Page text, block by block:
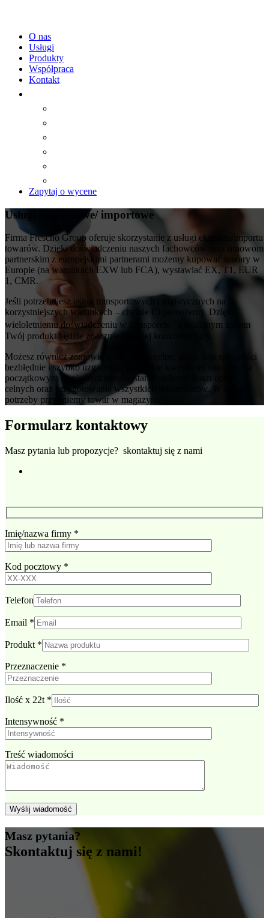
O nas
Usługi
Produkty
Współpraca
Kontakt
Zapytaj o wycene
Usługi eksportowe/ importowe
Firma Frescho Group oferuje skorzystanie z usługi eksportu/importu
towarów. Dzięki doświadczeniu naszych fachowców oraz umowom
partnerskim z europejskimi partnerami możemy kupować towary w
Europie (na warunkach EXW lub FCA), wystawiać EX, T1, EUR
1, CMR.
Jeśli potrzebujesz usług transportowych i logistycznych na
korzystniejszych warunkach – chętnie Ci pomożemy. Dzięki
wieloletniemu doświadczeniu w transporcie i ustalonym trasom
Twój produkt będzie znacznie bardziej konkurencyjny.
Możesz również zamówić u nas usługi celne, gdzie nasi specjaliści
bezbłędnie i szybko uzgadniają wszystkie kwestie techniczne. Na
początkowym etapie będziemy w stanie obliczyć koszt opłat
celnych oraz przygotowanie wszystkich dokumentów. W razie
potrzeby przyjmiemy towar w magazynie.
Formularz kontaktowy
Masz pytania lub propozycje? skontaktuj się z nami
Imię/nazwa firmy *
Kod pocztowy *
Telefon
Email *
Produkt *
Przeznaczenie *
Ilość x 22t *
Intensywność *
Treść wiadomości
Masz pytania?
Skontaktuj się z nami!